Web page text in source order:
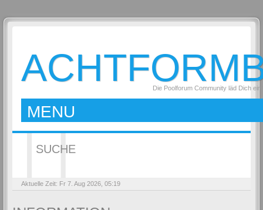
Die Poolforum Community läd Dich
MENU
SUCHE
Aktuelle Zeit: Fr 7. Aug 2026, 05:19